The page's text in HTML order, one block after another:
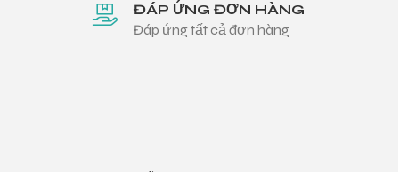
ĐÁP ỨNG ĐƠN HÀNG
Đáp ứng tất cả đơn hàng